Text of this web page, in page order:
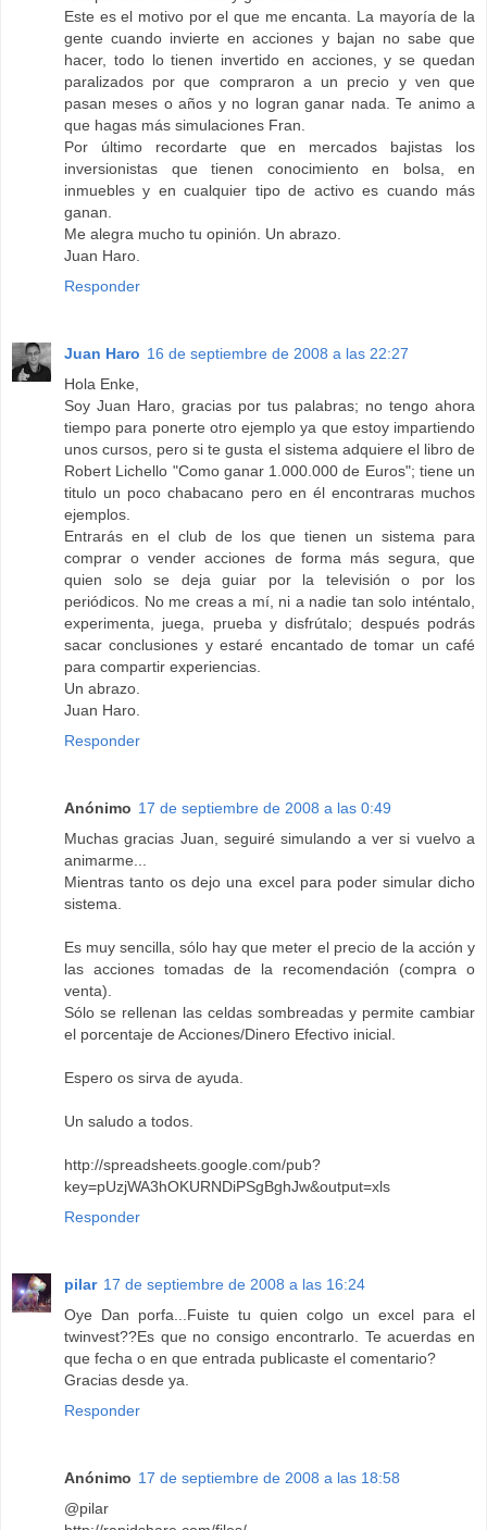
Este es el motivo por el que me encanta. La mayoría de la
gente cuando invierte en acciones y bajan no sabe que
hacer, todo lo tienen invertido en acciones, y se quedan
paralizados por que compraron a un precio y ven que
pasan meses o años y no logran ganar nada. Te animo a
que hagas más simulaciones Fran.
Por último recordarte que en mercados bajistas los
inversionistas que tienen conocimiento en bolsa, en
inmuebles y en cualquier tipo de activo es cuando más
ganan.
Me alegra mucho tu opinión. Un abrazo.
Juan Haro.
Responder
Juan Haro 16 de septiembre de 2008 a las 22:27
Hola Enke,
Soy Juan Haro, gracias por tus palabras; no tengo ahora
tiempo para ponerte otro ejemplo ya que estoy impartiendo
unos cursos, pero si te gusta el sistema adquiere el libro de
Robert Lichello "Como ganar 1.000.000 de Euros"; tiene un
titulo un poco chabacano pero en él encontraras muchos
ejemplos.
Entrarás en el club de los que tienen un sistema para
comprar o vender acciones de forma más segura, que
quien solo se deja guiar por la televisión o por los
periódicos. No me creas a mí, ni a nadie tan solo inténtalo,
experimenta, juega, prueba y disfrútalo; después podrás
sacar conclusiones y estaré encantado de tomar un café
para compartir experiencias.
Un abrazo.
Juan Haro.
Responder
Anónimo 17 de septiembre de 2008 a las 0:49
Muchas gracias Juan, seguiré simulando a ver si vuelvo a
animarme...
Mientras tanto os dejo una excel para poder simular dicho
sistema.
Es muy sencilla, sólo hay que meter el precio de la acción y
las acciones tomadas de la recomendación (compra o
venta).
Sólo se rellenan las celdas sombreadas y permite cambiar
el porcentaje de Acciones/Dinero Efectivo inicial.
Espero os sirva de ayuda.
Un saludo a todos.
http://spreadsheets.google.com/pub?
key=pUzjWA3hOKURNDiPSgBghJw&output=xls
Responder
pilar 17 de septiembre de 2008 a las 16:24
Oye Dan porfa...Fuiste tu quien colgo un excel para el
twinvest??Es que no consigo encontrarlo. Te acuerdas en
que fecha o en que entrada publicaste el comentario?
Gracias desde ya.
Responder
Anónimo 17 de septiembre de 2008 a las 18:58
@pilar